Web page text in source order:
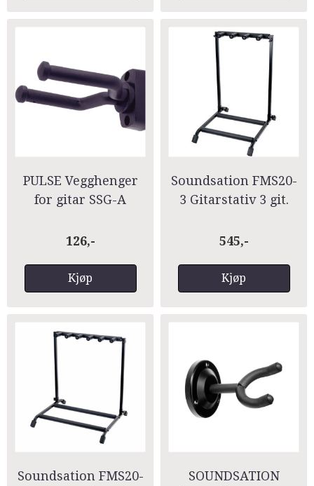
PULSE Vegghenger
for gitar SSG-A
126,-
Kjøp
Soundsation FMS20-
3 Gitarstativ 3 git.
545,-
Kjøp
Soundsation FMS20-
SOUNDSATION